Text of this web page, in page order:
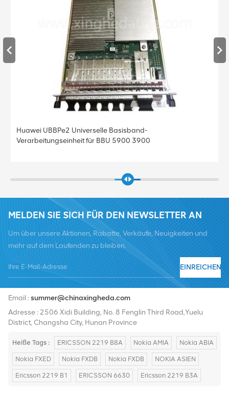
Huawei UBBPe4 Universelle Basisband-
Verarbeitungseinheit für BBU 5900 3900
MELDEN SIE SICH FÜR DEN NEWSLETTER AN
Um über unsere Aktionen, Rabatte, Verkäufe, Neuigkeiten und
mehr auf dem Laufenden zu bleiben.
EINREICHEN
Email :summer@chinaxingheda.com
Adresse : 2506 Xidi Building, No. 8 Fenglin Third Road,Yuelu
District, Changsha City, Hunan Province
Heiße Tags : ERICSSON 2219 B8A Nokia AMIA Nokia ABIA
Nokia FXED Nokia FXDB Nokia FXDB NOKIA ASIEN
Ericsson 2219 B1 ERICSSON 6630 Ericsson 2219 B3A